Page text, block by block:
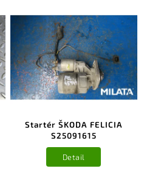
Startér ŠKODA FELICIA
S25091615
Detail